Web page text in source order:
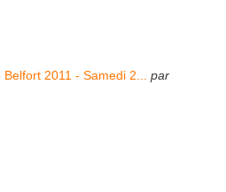
2011 - Samedi 2... par